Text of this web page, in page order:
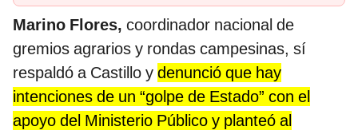
Marino Flores, coordinador nacional de
gremios agrarios y rondas campesinas, sí
respaldó a Castillo y denunció que hay
intenciones de un “golpe de Estado” con el
apoyo del Ministerio Público y planteó al